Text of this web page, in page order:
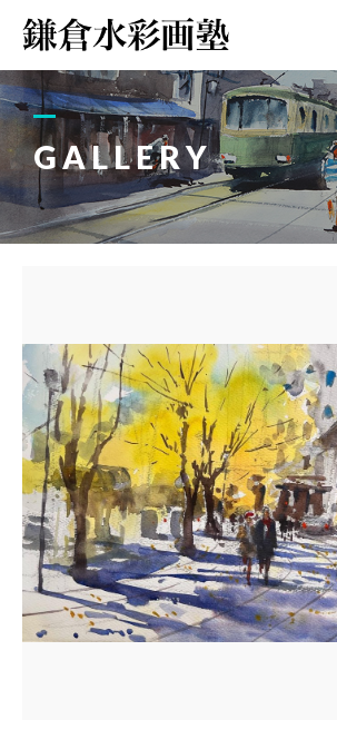
GALLERY
ABOUT
画塾紹介・
アクセス
LESSON
教室案内
塾長紹介
BLOG
画塾ブログ
ATELIER
水彩ブログ
CONTACT
お問い合わせ